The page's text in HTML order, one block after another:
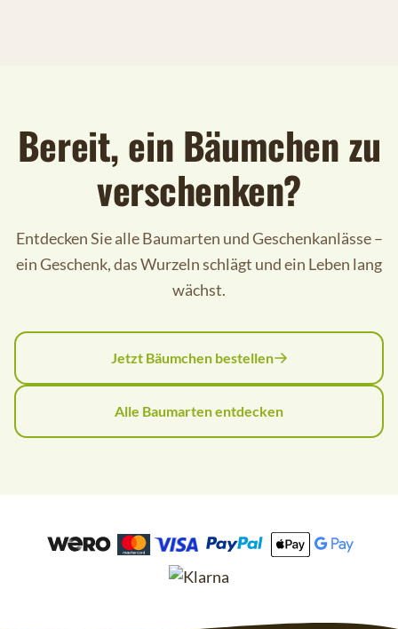
Bereit, ein Bäumchen zu
verschenken?
Entdecken Sie alle Baumarten und Geschenkanlässe –
ein Geschenk, das Wurzeln schlägt und ein Leben lang
wächst.
Jetzt Bäumchen bestellen
Alle Baumarten entdecken